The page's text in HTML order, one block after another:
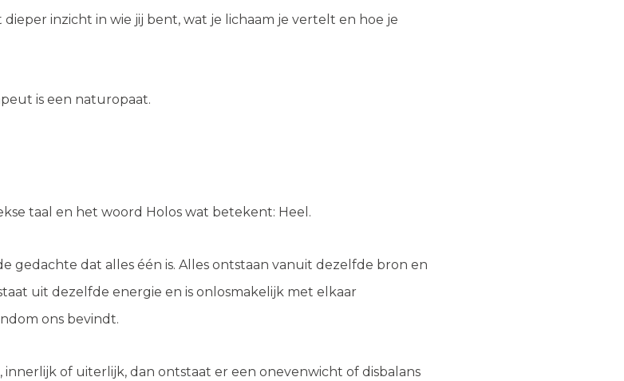
inzicht in wie jij bent, wat je lichaam je vertelt en hoe je
is een naturopaat.
taal en het woord Holos wat betekent: Heel.
gedachte dat alles één is. Alles ontstaan vanuit dezelfde bron en
uit dezelfde energie en is onlosmakelijk met elkaar
ons bevindt.
of uiterlijk, dan ontstaat er een onevenwicht of disbalans